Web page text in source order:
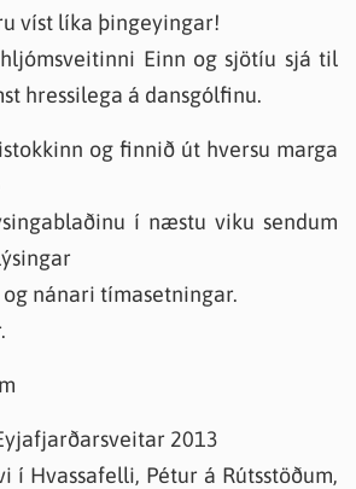
víst líka þingeyingar!
Einn og sjötíu sjá til
hressilega á dansgólfinu.
og finnið út hversu marga
í næstu viku sendum
nánari tímasetningar.
2013
í Hvassafelli, Pétur á Rútsstöðum,